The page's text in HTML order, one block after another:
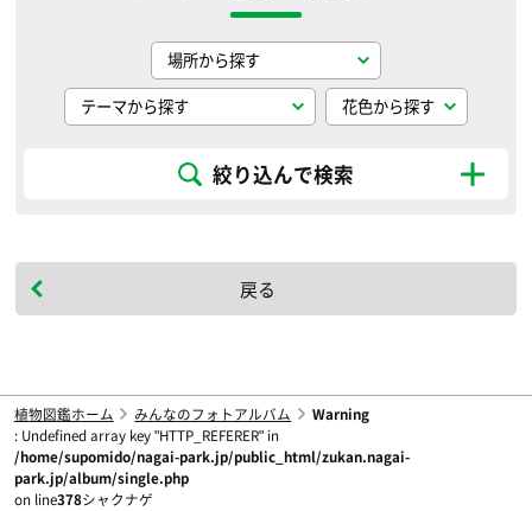
絞り込んで検索
戻る
植物図鑑ホーム みんなのフォトアルバム
Warning
: Undefined array key "HTTP_REFERER" in
/home/supomido/nagai-park.jp/public_html/zukan.nagai-
park.jp/album/single.php
on line378シャクナゲ